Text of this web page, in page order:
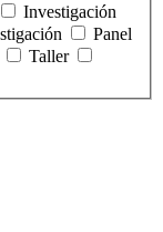
Investigación
Panel
Taller